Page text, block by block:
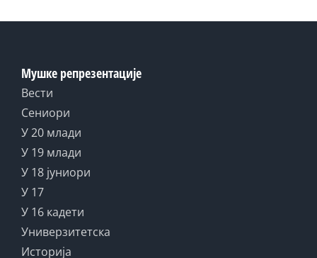
Мушке репрезентације
Вести
Сениори
У 20 млади
У 19 млади
У 18 јуниори
У 17
У 16 кадети
Универзитетска
Историја